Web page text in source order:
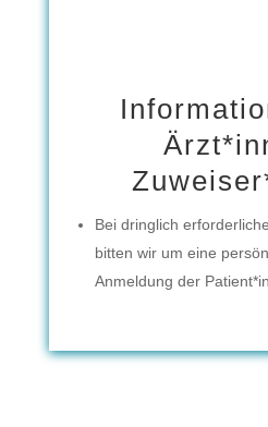
Bei dringlich
bitten wir um eine
Anmeldung der